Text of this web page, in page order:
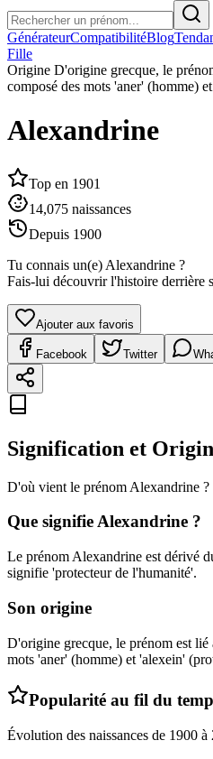
GénérateurCompatibilitéBlog
Fille
Origine D'origine grecque, le
composé des mots 'aner' (homme)
Alexandrine
Top en 1901
14,075 naissances
Depuis 1900
Tu connais un(e) Alexandrine ?
Fais-lui découvrir l'histoire derrière
Ajouter aux favoris
Facebook Twitter
Signification et
D'où vient le prénom Alexandrine ?
Que signifieAlexandrine ?
Le prénom Alexandrine est dérivé
signifie 'protecteur de l'humanité'.
Son origine
D'origine grecque, le prénom est
mots 'aner' (homme) et 'alexein'
Popularité au fil du
Évolution des naissances de 1900 à